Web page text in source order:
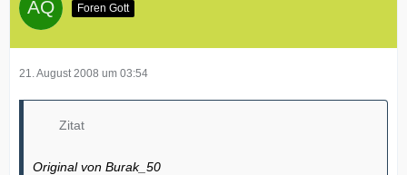
Foren Gott
21. August 2008 um 03:54
Zitat
Original von Burak_50